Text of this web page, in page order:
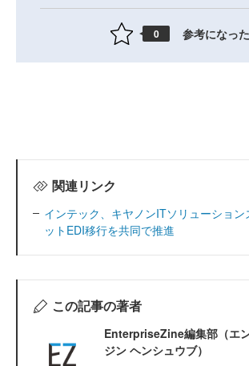
0 参考になった
関連リンク
インテック、キヤノンITソリューション
ットEDI移行を共同で推進
この記事の著者
EnterpriseZine編集部（エ
ジン ヘンシュウブ）